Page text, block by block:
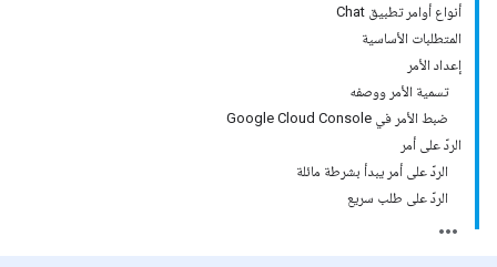
أنواع أوامر تطبيق Chat
المتطلبات الأساسية
إعداد الأمر
تسمية الأمر ووصفه
ضبط الأمر في Google Cloud Console
الردّ على أمر
الردّ على أمر يبدأ بشرطة مائلة
الردّ على طلب سريع